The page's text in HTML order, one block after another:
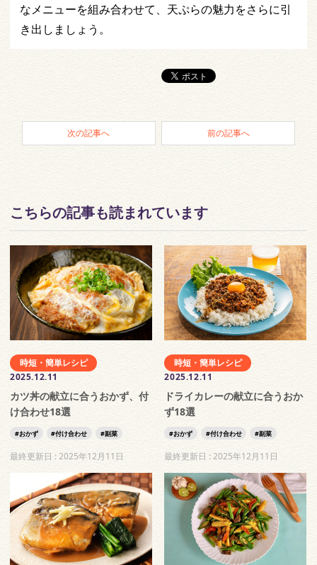
なメニューを組み合わせて、天ぷらの魅力をさらに引
き出しましょう。
次の記事へ 前の記事へ
こちらの記事も読まれています
時短・簡単レシピ
2025.12.11
カツ丼の献立に合うおかず、付
け合わせ18選
おかず 付け合わせ 副菜
最終更新日 :2025年12月11日
時短・簡単レシピ
2025.12.11
ドライカレーの献立に合うおか
ず18選
おかず 付け合わせ 副菜
最終更新日 :2025年12月11日